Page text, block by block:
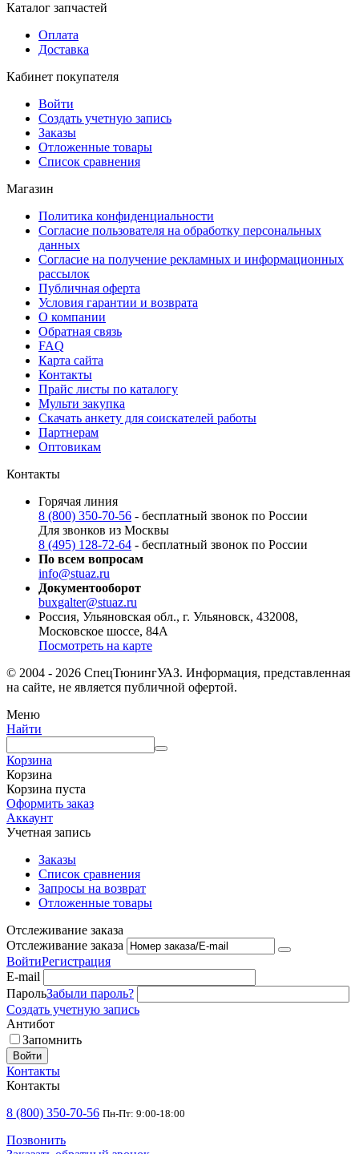
Каталог запчастей
Оплата
Доставка
Кабинет покупателя
Войти
Создать учетную запись
Заказы
Отложенные товары
Список сравнения
Магазин
Политика конфиденциальности
Согласие пользователя на обработку персональных
данных
Согласие на получение рекламных и информационных
рассылок
Публичная оферта
Условия гарантии и возврата
О компании
Обратная связь
FAQ
Карта сайта
Контакты
Прайс листы по каталогу
Мульти закупка
Скачать анкету для соискателей работы
Партнерам
Оптовикам
Контакты
Горячая линия
8 (800) 350-70-56 - бесплатный звонок по России
Для звонков из Москвы
8 (495) 128-72-64 - бесплатный звонок по России
По всем вопросам
info@stuaz.ru
Документооборот
buxgalter@stuaz.ru
Россия, Ульяновская обл., г. Ульяновск, 432008,
Московское шоссе, 84А
Посмотреть на карте
© 2004 - 2026 СпецТюнингУАЗ. Информация, представленная
на сайте, не является публичной офертой.
Меню
Найти
Корзина
Корзина
Корзина пуста
Оформить заказ
Аккаунт
Учетная запись
Заказы
Список сравнения
Запросы на возврат
Отложенные товары
Отслеживание заказа
Отслеживание заказа
ВойтиРегистрация
E-mail
ПарольЗабыли пароль?
Создать учетную запись
Антибот
Запомнить
Войти
Контакты
Контакты
8 (800) 350-70-56 Пн-Пт: 9:00-18:00
Позвонить